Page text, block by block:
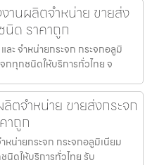
งานผลิตจำหน่าย ขายส่ง
นิด ราคาถูก
ละ จำหน่ายกระจก กระจกอลูมิ
กทุกชนิดให้บริการทั่วไทย จ
ตจำหน่าย ขายส่งกระจก
าถูก
หน่ายกระจก กระจกอลูมิเนียม
นิดให้บริการทั่วไทย รับ